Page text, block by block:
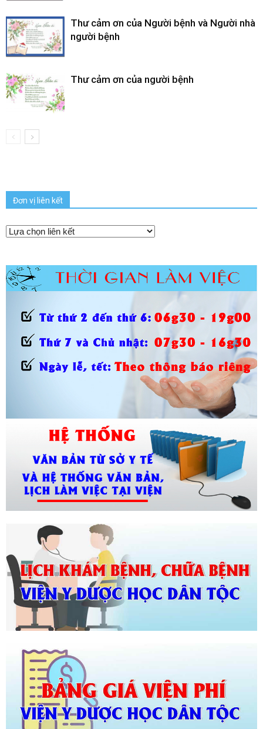
Thư cảm ơn của Người bệnh và Người nhà
người bệnh
Thư cảm ơn của người bệnh
Đơn vị liên kết